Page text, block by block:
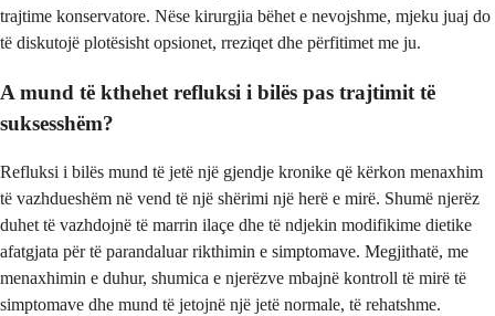
trajtime konservatore. Nëse kirurgjia bëhet e nevojshme, mjeku juaj do
të diskutojë plotësisht opsionet, rreziqet dhe përfitimet me ju.
A mund të kthehet refluksi i bilës pas trajtimit të
suksesshëm?
Refluksi i bilës mund të jetë një gjendje kronike që kërkon menaxhim
të vazhdueshëm në vend të një shërimi një herë e mirë. Shumë njerëz
duhet të vazhdojnë të marrin ilaçe dhe të ndjekin modifikime dietike
afatgjata për të parandaluar rikthimin e simptomave. Megjithatë, me
menaxhimin e duhur, shumica e njerëzve mbajnë kontroll të mirë të
simptomave dhe mund të jetojnë një jetë normale, të rehatshme.